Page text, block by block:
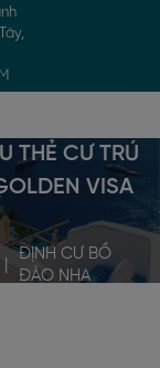
THẺ CƯ TRÚ
VISA
ĐỊNH CƯ BỒ
ĐÀO NHA